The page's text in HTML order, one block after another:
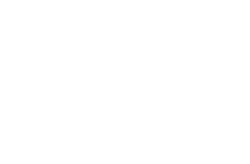
TPA3116D2DADR
BD37033FV-ME2
TA7291SG